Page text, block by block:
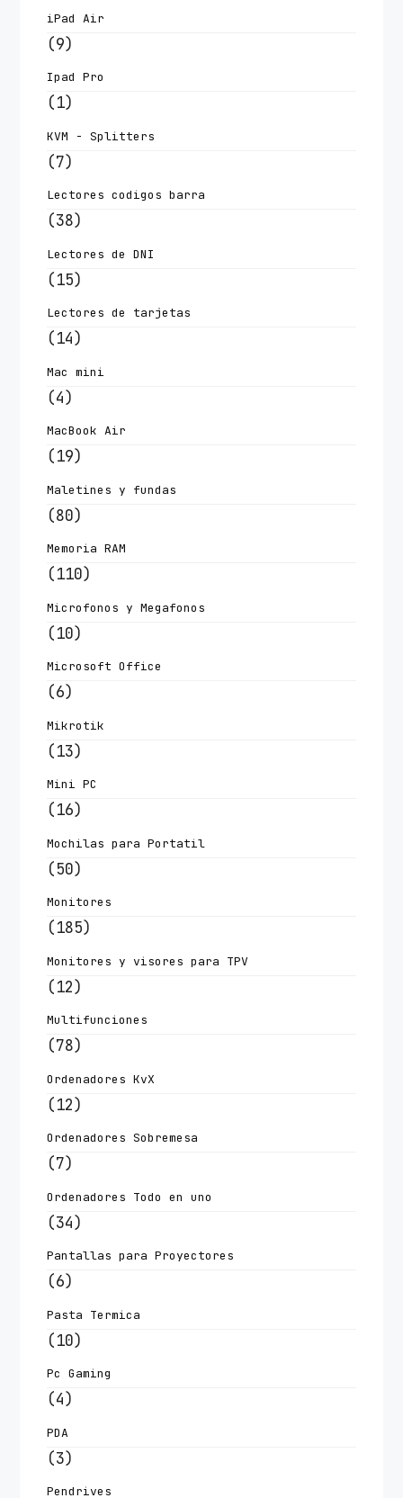
iPad Air
(9)
Ipad Pro
(1)
KVM - Splitters
(7)
Lectores codigos barra
(38)
Lectores de DNI
(15)
Lectores de tarjetas
(14)
Mac mini
(4)
MacBook Air
(19)
Maletines y fundas
(80)
Memoria RAM
(110)
Microfonos y Megafonos
(10)
Microsoft Office
(6)
Mikrotik
(13)
Mini PC
(16)
Mochilas para Portatil
(50)
Monitores
(185)
Monitores y visores para TPV
(12)
Multifunciones
(78)
Ordenadores KvX
(12)
Ordenadores Sobremesa
(7)
Ordenadores Todo en uno
(34)
Pantallas para Proyectores
(6)
Pasta Termica
(10)
Pc Gaming
(4)
PDA
(3)
Pendrives